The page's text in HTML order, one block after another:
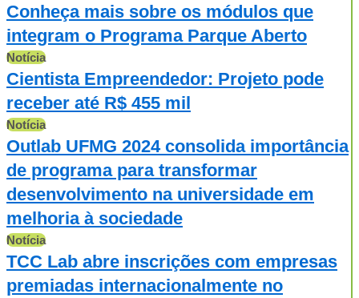
Conheça mais sobre os módulos que
integram o Programa Parque Aberto
Notícia
Cientista Empreendedor: Projeto pode
receber até R$ 455 mil
Notícia
Outlab UFMG 2024 consolida importância
de programa para transformar
desenvolvimento na universidade em
melhoria à sociedade
Notícia
TCC Lab abre inscrições com empresas
premiadas internacionalmente no